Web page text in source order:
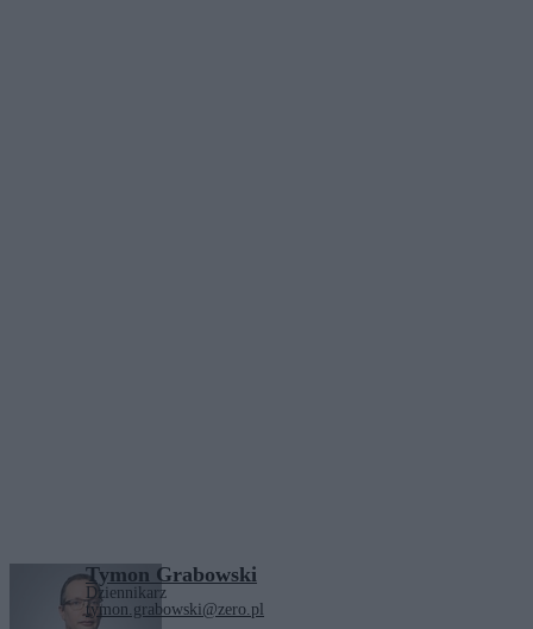
Tymon Grabowski
Dziennikarz
tymon.grabowski@zero.pl